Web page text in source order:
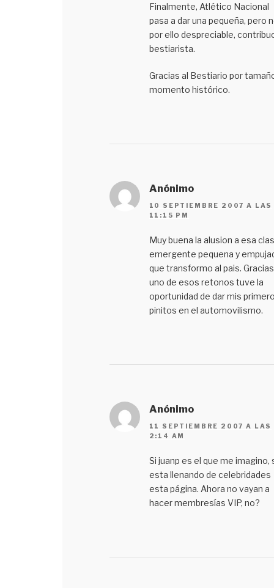
Finalmente, Atlético Nacional
pasa a dar una pequeña, pero
por ello despreciable,
bestiarista.
Gracias al Bestiario por
momento histórico.
Anónimo
10 SEPTIEMBRE 2007 A LAS
11:15 PM
Muy buena la alusion a esa
emergente pequena y
que transformo al pais.
uno de esos retonos tuve la
oportunidad de dar mis
pinitos en el automovilismo.
Anónimo
11 SEPTIEMBRE 2007 A LAS
2:14 AM
Si juanp es el que me imagino,
esta llenando de celebridades
esta página. Ahora no vayan a
hacer membresías VIP, no?